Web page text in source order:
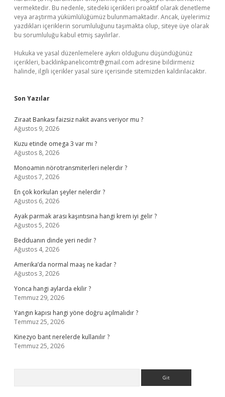
vermektedir. Bu nedenle, sitedeki içerikleri proaktif olarak denetleme
veya araştırma yükümlülüğümüz bulunmamaktadır. Ancak, üyelerimiz
yazdıkları içeriklerin sorumluluğunu taşımakta olup, siteye üye olarak
bu sorumluluğu kabul etmiş sayılırlar.
Hukuka ve yasal düzenlemelere aykırı olduğunu düşündüğünüz
içerikleri, backlinkpanelicomtr@gmail.com adresine bildirmeniz
halinde, ilgili içerikler yasal süre içerisinde sitemizden kaldırılacaktır.
Son Yazılar
Ziraat Bankası faizsiz nakit avans veriyor mu ?
Ağustos 9, 2026
Kuzu etinde omega 3 var mı ?
Ağustos 8, 2026
Monoamin nörotransmiterleri nelerdir ?
Ağustos 7, 2026
En çok korkulan şeyler nelerdir ?
Ağustos 6, 2026
Ayak parmak arası kaşıntısına hangi krem iyi gelir ?
Ağustos 5, 2026
Bedduanın dinde yeri nedir ?
Ağustos 4, 2026
Amerika’da normal maaş ne kadar ?
Ağustos 3, 2026
Yonca hangi aylarda ekilir ?
Temmuz 29, 2026
Yangın kapısı hangi yöne doğru açılmalıdır ?
Temmuz 25, 2026
Kinezyo bant nerelerde kullanılır ?
Temmuz 25, 2026